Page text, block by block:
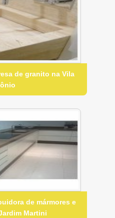
de granito na Vila
de mármores e
Martini